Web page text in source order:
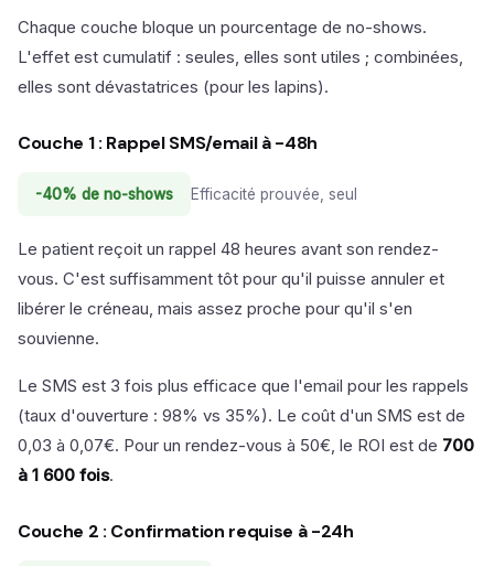
Chaque couche bloque un pourcentage de no-shows.
L'effet est cumulatif : seules, elles sont utiles ; combinées,
elles sont dévastatrices (pour les lapins).
Couche 1 : Rappel SMS/email à -48h
-40% de no-shows Efficacité prouvée, seul
Le patient reçoit un rappel 48 heures avant son rendez-
vous. C'est suffisamment tôt pour qu'il puisse annuler et
libérer le créneau, mais assez proche pour qu'il s'en
souvienne.
Le SMS est 3 fois plus efficace que l'email pour les rappels
(taux d'ouverture : 98% vs 35%). Le coût d'un SMS est de
0,03 à 0,07€. Pour un rendez-vous à 50€, le ROI est de 700
à 1 600 fois.
Couche 2 : Confirmation requise à -24h